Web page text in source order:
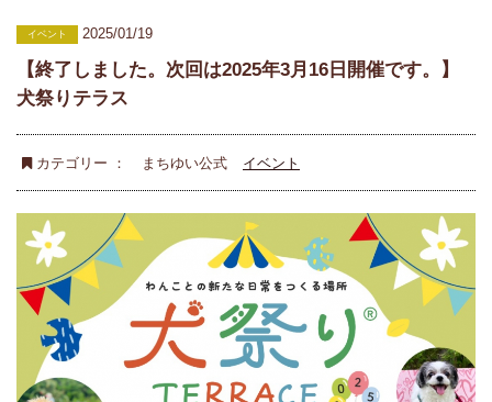
イベント 2025/01/19
【終了しました。次回は2025年3月16日開催です。】
犬祭りテラス
カテゴリー ： まちゆい公式 イベント